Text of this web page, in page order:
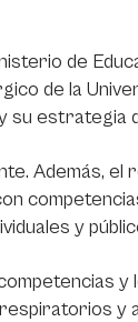
de
de la
su estrategia
Además,
y
y